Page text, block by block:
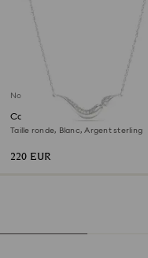
Nouveau
Collier Swarovski Classica
Taille ronde, Blanc, Argent sterling
220 EUR